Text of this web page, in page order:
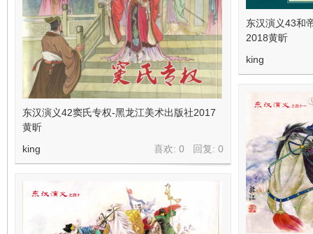
东汉演义43和
2018黄昕
king
东汉演义42窦氏专权-黑龙江美术出版社2017
黄昕
喜欢: 0 回复: 0
king